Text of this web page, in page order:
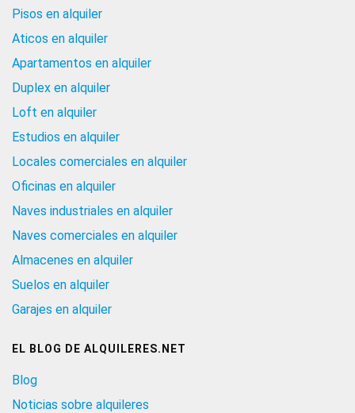
Pisos en alquiler
Aticos en alquiler
Apartamentos en alquiler
Duplex en alquiler
Loft en alquiler
Estudios en alquiler
Locales comerciales en alquiler
Oficinas en alquiler
Naves industriales en alquiler
Naves comerciales en alquiler
Almacenes en alquiler
Suelos en alquiler
Garajes en alquiler
EL BLOG DE ALQUILERES.NET
Blog
Noticias sobre alquileres